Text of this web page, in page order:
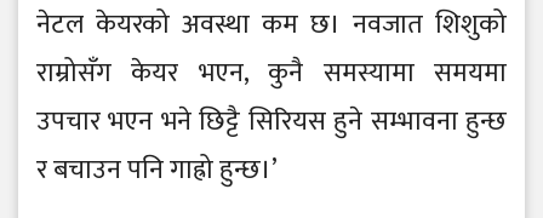
नेटल केयरको अवस्था कम छ। नवजात शिशुको
राम्रोसँग केयर भएन, कुनै समस्यामा समयमा
उपचार भएन भने छिट्टै सिरियस हुने सम्भावना हुन्छ
र बचाउन पनि गाह्रो हुन्छ।’